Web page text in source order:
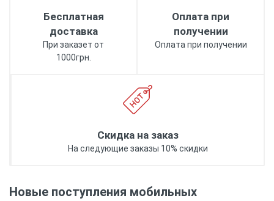
Бесплатная
доставка
При заказет от
1000грн.
Оплата при
получении
Оплата при получении
Скидка на заказ
На следующие заказы 10% скидки
Новые поступления мобильных